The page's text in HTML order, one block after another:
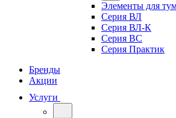
Элементы для
Серия ВЛ
Серия ВЛ-К
Серия ВС
Серия Практик
Бренды
Акции
Услуги